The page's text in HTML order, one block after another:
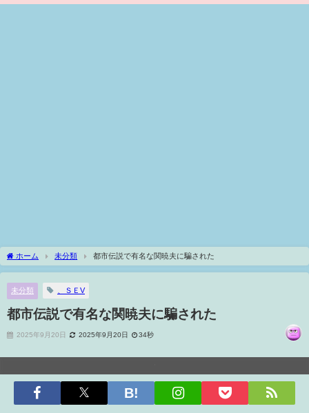
ホーム 未分類 都市伝説で有名な関暁夫に騙された
未分類 、ＳＥV
都市伝説で有名な関暁夫に騙された
2025年9月20日 2025年9月20日 34秒